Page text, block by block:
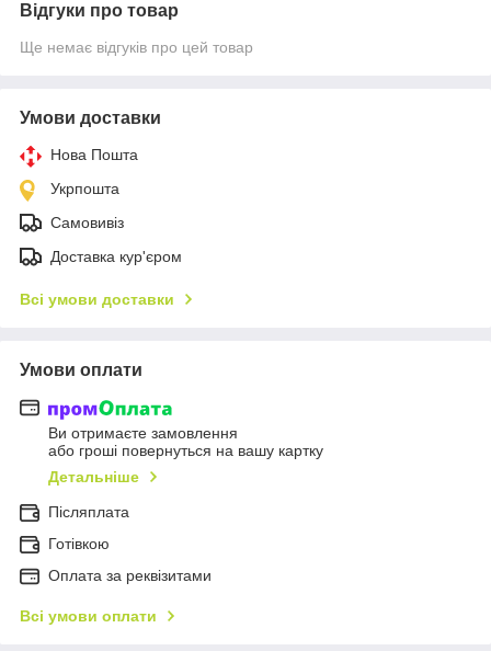
Відгуки про товар
Ще немає відгуків про цей товар
Умови доставки
Нова Пошта
Укрпошта
Самовивіз
Доставка кур'єром
Всі умови доставки
Умови оплати
Ви отримаєте замовлення
або гроші повернуться на вашу картку
Детальніше
Післяплата
Готівкою
Оплата за реквізитами
Всі умови оплати